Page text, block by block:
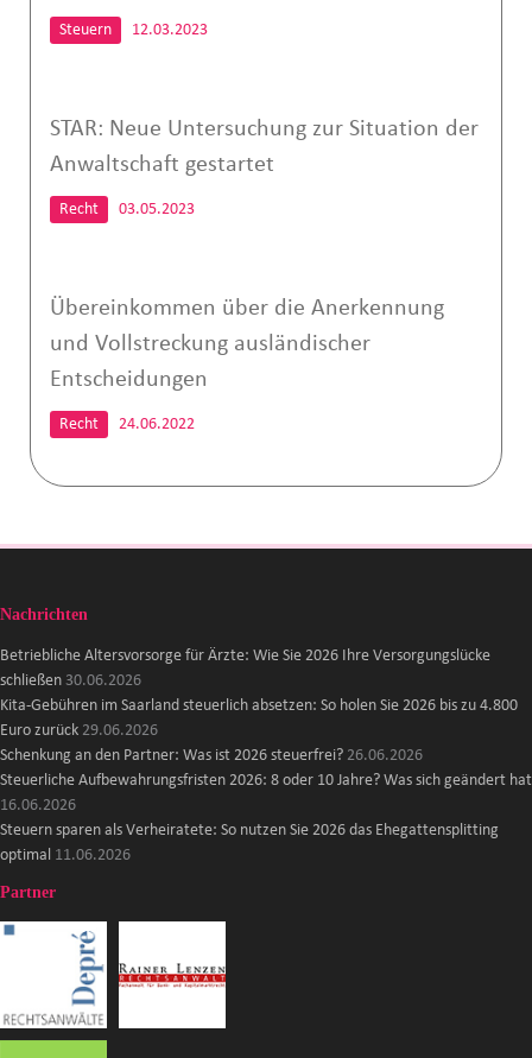
Steuern 12.03.2023
STAR: Neue Untersuchung zur Situation der
Anwaltschaft gestartet
Recht 03.05.2023
Übereinkommen über die Anerkennung
und Vollstreckung ausländischer
Entscheidungen
Recht 24.06.2022
Nachrichten
Betriebliche Altersvorsorge für Ärzte: Wie Sie 2026 Ihre Versorgungslücke
schließen 30.06.2026
Kita-Gebühren im Saarland steuerlich absetzen: So holen Sie 2026 bis zu 4.800
Euro zurück 29.06.2026
Schenkung an den Partner: Was ist 2026 steuerfrei? 26.06.2026
Steuerliche Aufbewahrungsfristen 2026: 8 oder 10 Jahre? Was sich geändert hat
16.06.2026
Steuern sparen als Verheiratete: So nutzen Sie 2026 das Ehegattensplitting
optimal 11.06.2026
Partner